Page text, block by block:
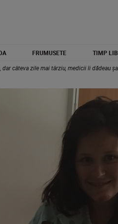
FRUMUSETE TIMP
dar câteva zile mai târziu, medicii îi dădeau